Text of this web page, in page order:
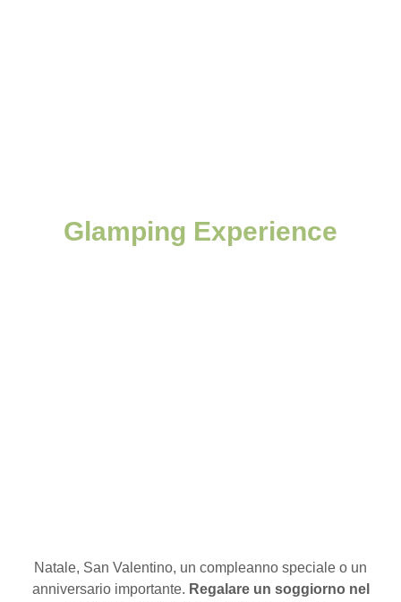
Glamping Experience
Natale, San Valentino, un compleanno speciale o un
anniversario importante. Regalare un soggiorno nel